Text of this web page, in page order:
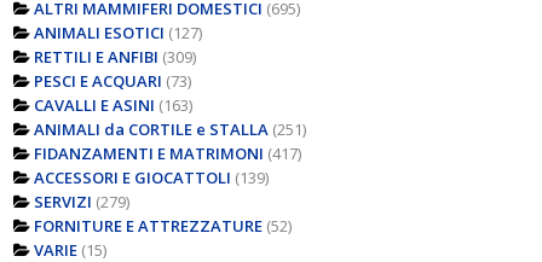
ALTRI MAMMIFERI DOMESTICI (695)
ANIMALI ESOTICI (127)
RETTILI E ANFIBI (309)
PESCI E ACQUARI (73)
CAVALLI E ASINI (163)
ANIMALI da CORTILE e STALLA (251)
FIDANZAMENTI E MATRIMONI (417)
ACCESSORI E GIOCATTOLI (139)
SERVIZI (279)
FORNITURE E ATTREZZATURE (52)
VARIE (15)